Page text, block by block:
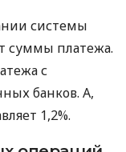
системы
суммы платежа.
с
банков. А,
1,2%.